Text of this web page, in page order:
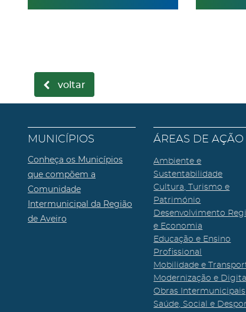
voltar
MUNICÍPIOS
Conheça os Municípios
que compõem a
Comunidade
Intermunicipal da Região
de Aveiro
ÁREAS DE AÇÃO
Ambiente e
Sustentabilidade
Cultura, Turismo e
Património
Desenvolvimento
e Economia
Educação e Ensino
Profissional
Mobilidade e
Modernização e Digital
Obras Intermunicipais
Saúde, Social e